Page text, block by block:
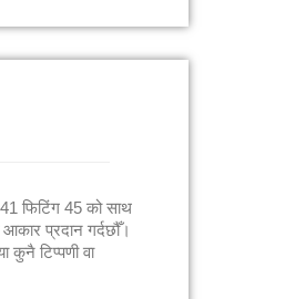
फिटिंग 45 को साथ
आकार प्रदान गर्दछौँ।
कुनै टिप्पणी वा